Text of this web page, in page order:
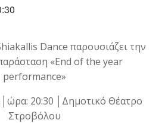
Dance παρουσιάζει την
«End of the year
performance»
│ώρα: 20:30 │Δημοτικό Θέατρο
Στροβόλου